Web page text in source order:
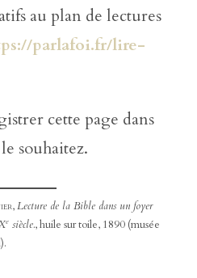
au plan de lectures
parlafoi.fr/lire-
cette page dans
souhaitez.
,Lecture de la Bible dans un foyer
esiècle., huile sur toile, 1890 (musée